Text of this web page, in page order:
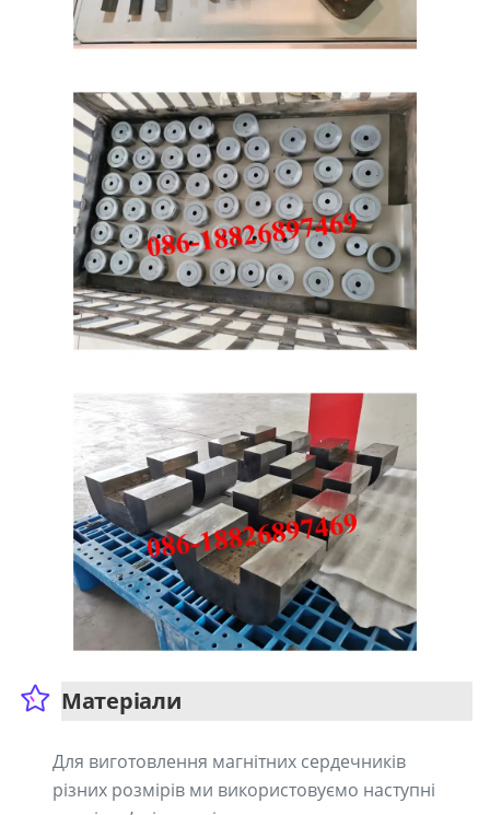
Матеріали
Для виготовлення магнітних сердечників
різних розмірів ми використовуємо наступні